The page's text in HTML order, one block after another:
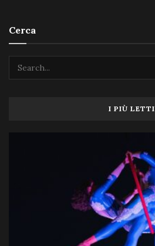
Cerca
I PIÙ LETTI